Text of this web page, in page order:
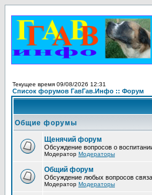
Текущее время 09/08/2026 12:31
Список форумов ГавГав.Инфо :: Форум
Общие форумы
Щенячий форум
Обсуждение вопросов о
Модератор Модераторы
Общий форум
Обсуждение любых вопросов
Модератор Модераторы